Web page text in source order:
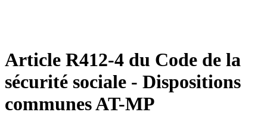
Article R412-4 du Code de la
sécurité sociale - Dispositions
communes AT-MP